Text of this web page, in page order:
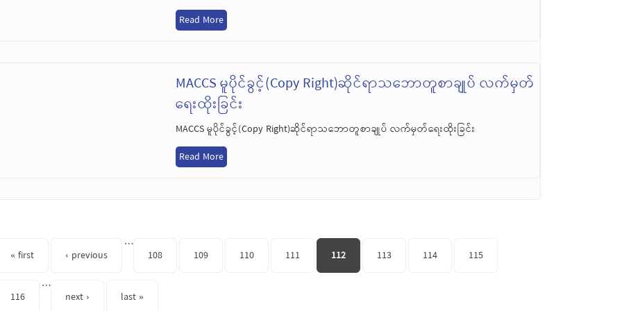
Read More
MACCS မူပိုင်ခွင့်(Copy Right)ဆိုင်ရာသဘောတူစာချုပ် လက်မှတ်
ရေးထိုးခြင်း
MACCS မူပိုင်ခွင့်(Copy Right)ဆိုင်ရာသဘောတူစာချုပ် လက်မှတ်ရေးထိုးခြင်း
Read More
« first ‹ previous
…
108
109 110 111 112 113 114 115
116
…
next ›
last »